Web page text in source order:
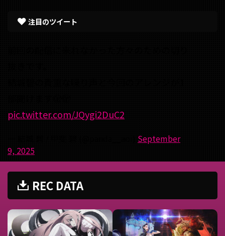
注目のツイート
pic.twitter.com/JQygi2DuC2
September
9, 2025
REC DATA